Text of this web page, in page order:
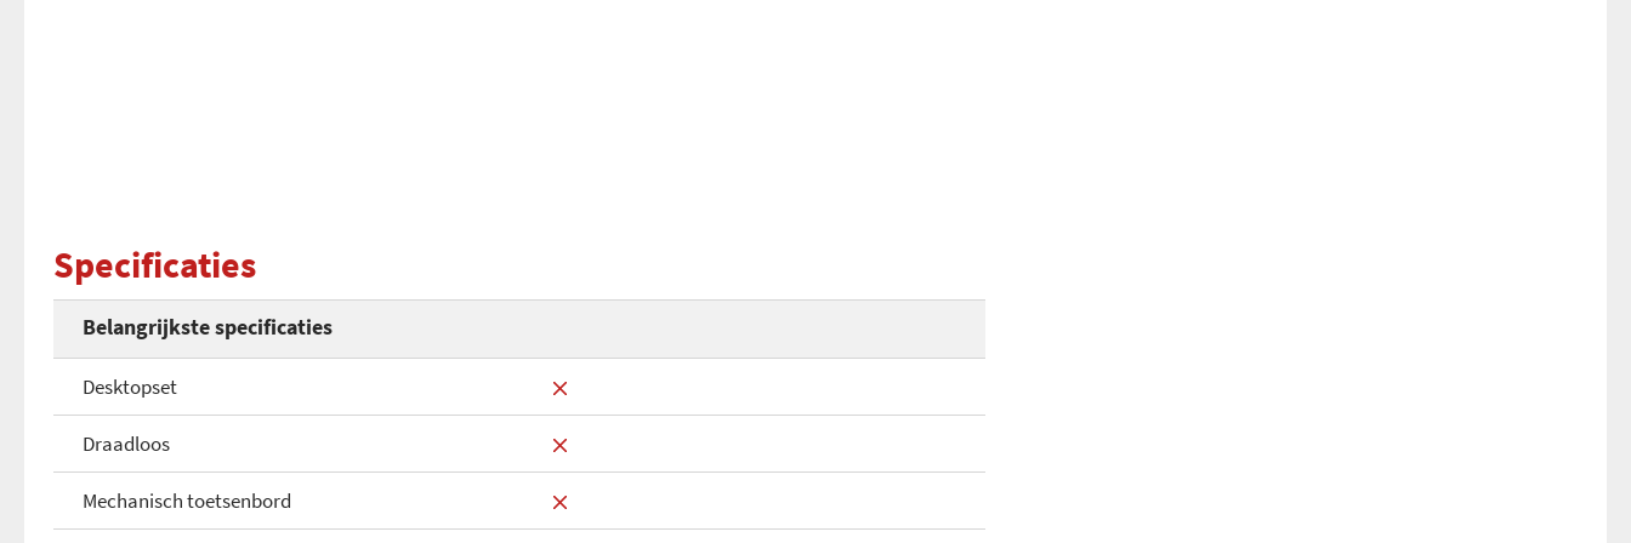
Specificaties
Belangrijkste specificaties
Desktopset
Draadloos
Mechanisch toetsenbord